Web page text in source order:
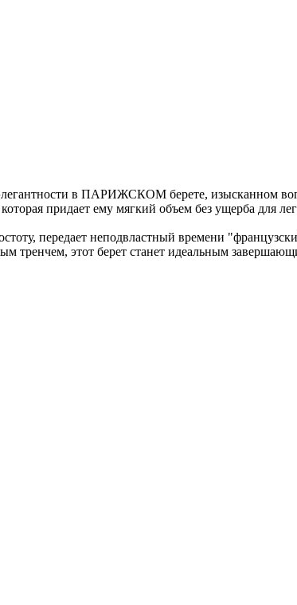
в ПАРИЖСКОМ берете, изысканном
придает ему мягкий объем без ущерба для
передает неподвластный времени
тренчем, этот берет станет идеальным